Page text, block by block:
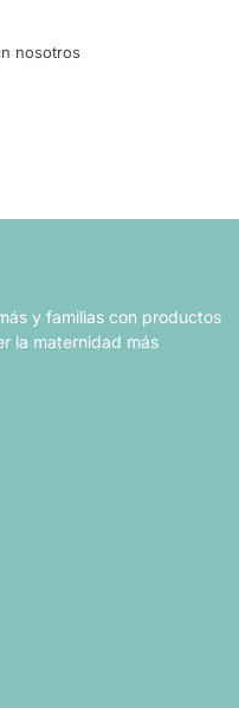
nosotros
y familias con productos
la maternidad más